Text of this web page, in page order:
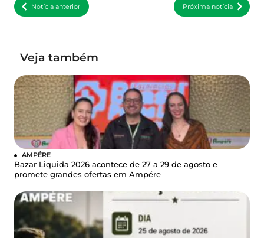
Notícia anterior Próxima notícia
Veja também
AMPÉRE
Bazar Liquida 2026 acontece de 27 a 29 de agosto e
promete grandes ofertas em Ampére